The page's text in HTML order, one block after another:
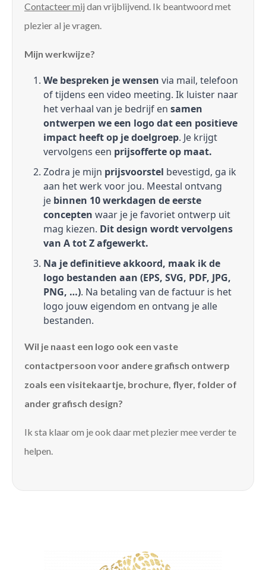
Contacteer mij dan vrijblijvend. Ik beantwoord met
plezier al je vragen.
Mijn werkwijze?
We bespreken je wensen via mail, telefoon
of tijdens een video meeting. Ik luister naar
het verhaal van je bedrijf en samen
ontwerpen we een logo dat een positieve
impact heeft op je doelgroep. Je krijgt
vervolgens een prijsofferte op maat.
Zodra je mijn prijsvoorstel bevestigd, ga ik
aan het werk voor jou. Meestal ontvang
je binnen 10 werkdagen de eerste
concepten waar je je favoriet ontwerp uit
mag kiezen. Dit design wordt vervolgens
van A tot Z afgewerkt.
Na je definitieve akkoord, maak ik de
logo bestanden aan (EPS, SVG, PDF, JPG,
PNG, …). Na betaling van de factuur is het
logo jouw eigendom en ontvang je alle
bestanden.
Wil je naast een logo ook een vaste
contactpersoon voor andere grafisch ontwerp
zoals een visitekaartje, brochure, flyer, folder of
ander grafisch design?
Ik sta klaar om je ook daar met plezier mee verder te
helpen.